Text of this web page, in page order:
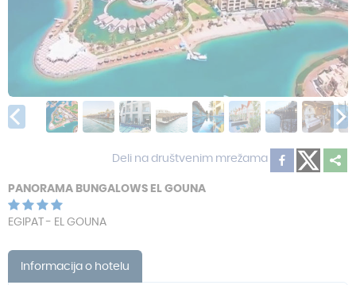
Deli na društvenim mrežama
PANORAMA BUNGALOWS EL GOUNA
EGIPAT - EL GOUNA
Informacija o hotelu